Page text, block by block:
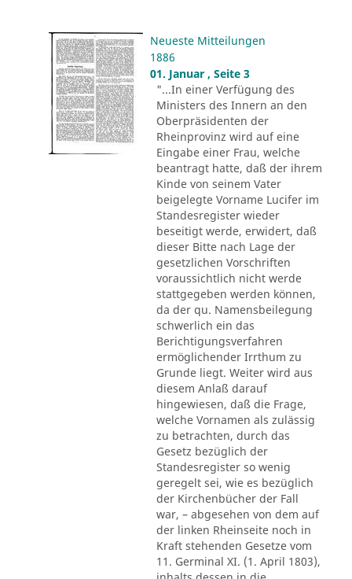
Neueste Mitteilungen
1886
01. Januar , Seite 3
"...In einer Verfügung des
Ministers des Innern an den
Oberpräsidenten der
Rheinprovinz wird auf eine
Eingabe einer Frau, welche
beantragt hatte, daß der ihrem
Kinde von seinem Vater
beigelegte Vorname Lucifer im
Standesregister wieder
beseitigt werde, erwidert, daß
dieser Bitte nach Lage der
gesetzlichen Vorschriften
voraussichtlich nicht werde
stattgegeben werden können,
da der qu. Namensbeilegung
schwerlich ein das
Berichtigungsverfahren
ermöglichender Irrthum zu
Grunde liegt. Weiter wird aus
diesem Anlaß darauf
hingewiesen, daß die Frage,
welche Vornamen als zulässig
zu betrachten, durch das
Gesetz bezüglich der
Standesregister so wenig
geregelt sei, wie es bezüglich
der Kirchenbücher der Fall
war, – abgesehen von dem auf
der linken Rheinseite noch in
Kraft stehenden Gesetze vom
11. Germinal XI. (1. April 1803),